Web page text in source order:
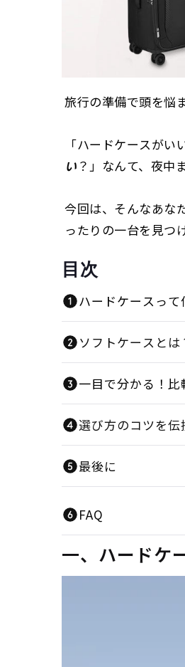
旅行の準備で頭を悩
「ハードケースがい
い ？」なんて、夜中
今回は、そんなあな
ったりの一台を見つ
目次
ハードケースって
ソフトケースとは
一目で分かる！比
選び方のコツを伝
最後に
FAQ
一、ハードケ